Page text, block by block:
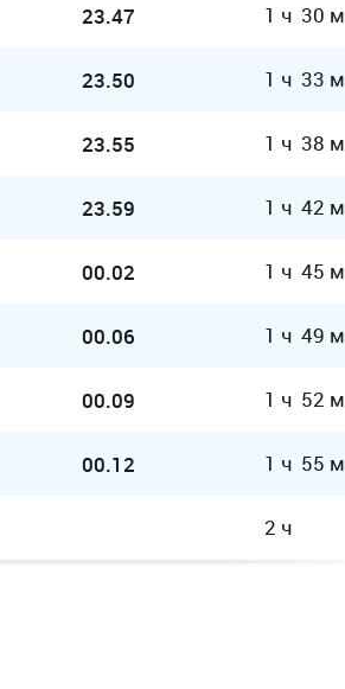
23.47 1 ч 30 м
23.50 1 ч 33 м
23.55 1 ч 38 м
23.59 1 ч 42 м
00.02 1 ч 45 м
00.06 1 ч 49 м
00.09 1 ч 52 м
00.12 1 ч 55 м
2 ч